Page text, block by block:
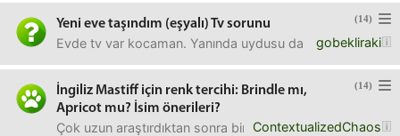
(14)
Yeni eve taşındım (eşyalı) Tv sorunu
gobekliraki
Evde tv var kocaman. Yanında uydusu da var ama
(14)
İngiliz Mastiff için renk tercihi: Brindle mı,
Apricot mu? İsim önerileri?
ContextualizedChaos
Çok uzun araştırdıktan sonra bir İngiliz Mastiff yavrusu